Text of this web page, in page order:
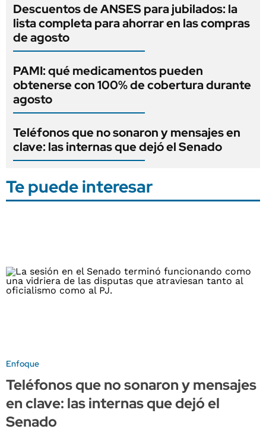
Descuentos de ANSES para jubilados: la
lista completa para ahorrar en las compras
de agosto
PAMI: qué medicamentos pueden
obtenerse con 100% de cobertura durante
agosto
Teléfonos que no sonaron y mensajes en
clave: las internas que dejó el Senado
Te puede interesar
Enfoque
Teléfonos que no sonaron y mensajes
en clave: las internas que dejó el
Senado